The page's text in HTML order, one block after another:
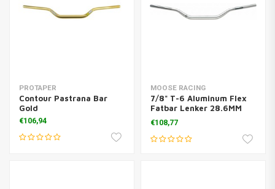
PROTAPER
Contour Pastrana Bar
Gold
€106,94
MOOSE RACING
7/8" T-6 Aluminum Flex
Fatbar Lenker 28.6MM
Titanium
€108,77